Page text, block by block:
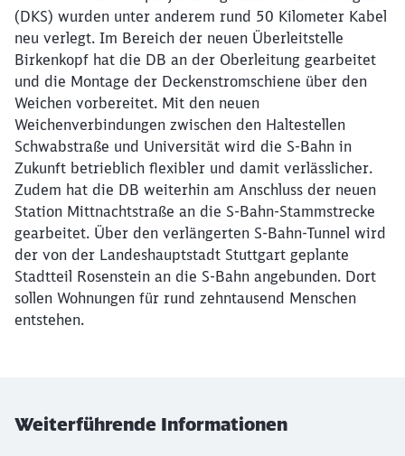
(DKS) wurden unter anderem rund 50 Kilometer Kabel
neu verlegt. Im Bereich der neuen Überleitstelle
Birkenkopf hat die DB an der Oberleitung gearbeitet
und die Montage der Deckenstromschiene über den
Weichen vorbereitet. Mit den neuen
Weichenverbindungen zwischen den Haltestellen
Schwabstraße und Universität wird die S-Bahn in
Zukunft betrieblich flexibler und damit verlässlicher.
Zudem hat die DB weiterhin am Anschluss der neuen
Station Mittnachtstraße an die S-Bahn-Stammstrecke
gearbeitet. Über den verlängerten S-Bahn-Tunnel wird
der von der Landeshauptstadt Stuttgart geplante
Stadtteil Rosenstein an die S-Bahn angebunden. Dort
sollen Wohnungen für rund zehntausend Menschen
entstehen.
Weiterführende Informationen
Abbrechen Weiter